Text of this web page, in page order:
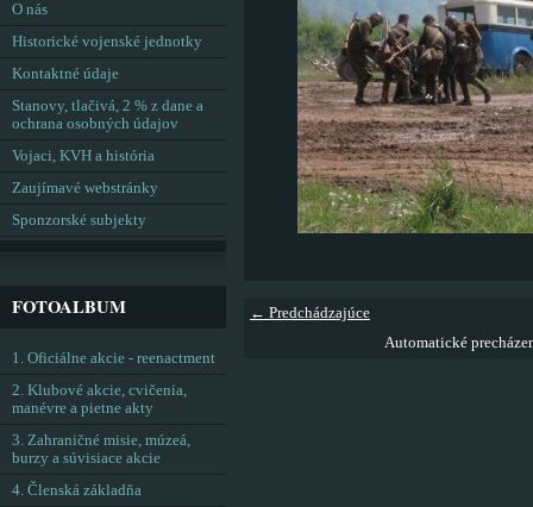
← Predchádzajúce
Automatické
O nás
Historické vojenské jednotky
Kontaktné údaje
Stanovy, tlačivá, 2 % z dane a
ochrana osobných údajov
Vojaci, KVH a história
Zaujímavé webstránky
Sponzorské subjekty
FOTOALBUM
1. Oficiálne akcie - reenactment
2. Klubové akcie, cvičenia,
manévre a pietne akty
3. Zahraničné misie, múzeá,
burzy a súvisiace akcie
4. Členská základňa